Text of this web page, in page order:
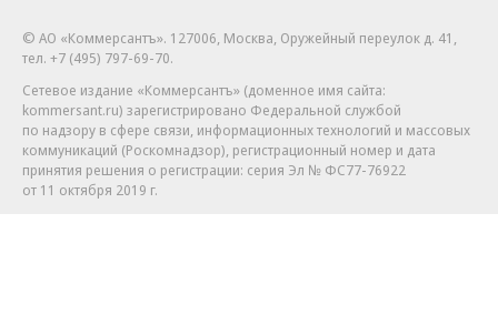
© АО «Коммерсантъ». 127006, Москва, Оружейный переулок д. 41,
тел. +7 (495) 797-69-70.
Сетевое издание «Коммерсантъ» (доменное имя сайта:
kommersant.ru) зарегистрировано Федеральной службой
по надзору в сфере связи, информационных технологий и массовых
коммуникаций (Роскомнадзор), регистрационный номер и дата
принятия решения о регистрации: серия Эл № ФС77-76922
от 11 октября 2019 г.